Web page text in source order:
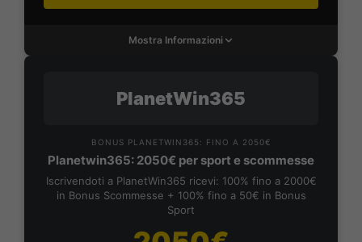
Mostra Informazioni
PlanetWin365
BONUS PLANETWIN365: FINO A 2050€
Planetwin365: 2050€ per sport e scommesse
Iscrivendoti a PlanetWin365 ricevi: 100% fino a 2000€
in Bonus Scommesse + 100% fino a 50€ in Bonus
Sport